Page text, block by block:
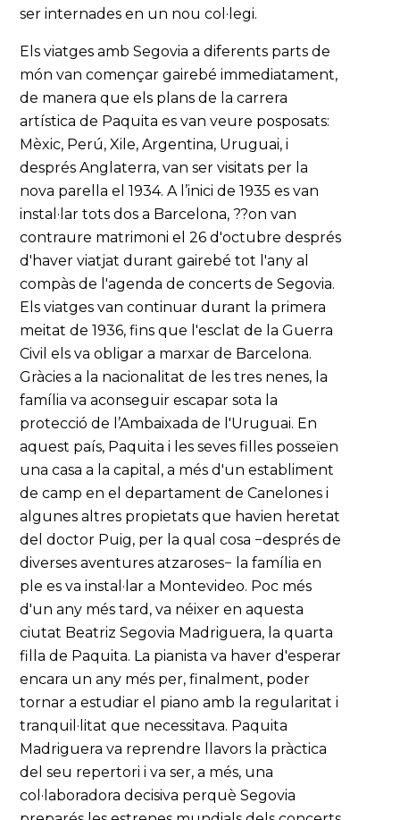
ser internades en un nou col·legi.
Els viatges amb Segovia a diferents parts de
món van començar gairebé immediatament,
de manera que els plans de la carrera
artística de Paquita es van veure posposats:
Mèxic, Perú, Xile, Argentina, Uruguai, i
després Anglaterra, van ser visitats per la
nova parella el 1934. A l’inici de 1935 es van
instal·lar tots dos a Barcelona, ??on van
contraure matrimoni el 26 d'octubre després
d'haver viatjat durant gairebé tot l'any al
compàs de l'agenda de concerts de Segovia.
Els viatges van continuar durant la primera
meitat de 1936, fins que l'esclat de la Guerra
Civil els va obligar a marxar de Barcelona.
Gràcies a la nacionalitat de les tres nenes, la
família va aconseguir escapar sota la
protecció de l’Ambaixada de l'Uruguai. En
aquest país, Paquita i les seves filles posseïen
una casa a la capital, a més d'un establiment
de camp en el departament de Canelones i
algunes altres propietats que havien heretat
del doctor Puig, per la qual cosa −després de
diverses aventures atzaroses− la família en
ple es va instal·lar a Montevideo. Poc més
d'un any més tard, va néixer en aquesta
ciutat Beatriz Segovia Madriguera, la quarta
filla de Paquita. La pianista va haver d'esperar
encara un any més per, finalment, poder
tornar a estudiar el piano amb la regularitat i
tranquil·litat que necessitava. Paquita
Madriguera va reprendre llavors la pràctica
del seu repertori i va ser, a més, una
col·laboradora decisiva perquè Segovia